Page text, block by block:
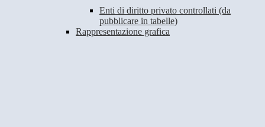
Enti di diritto privato controllati (da
pubblicare in tabelle)
Rappresentazione grafica